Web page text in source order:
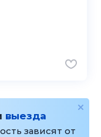
выезда
зависят от